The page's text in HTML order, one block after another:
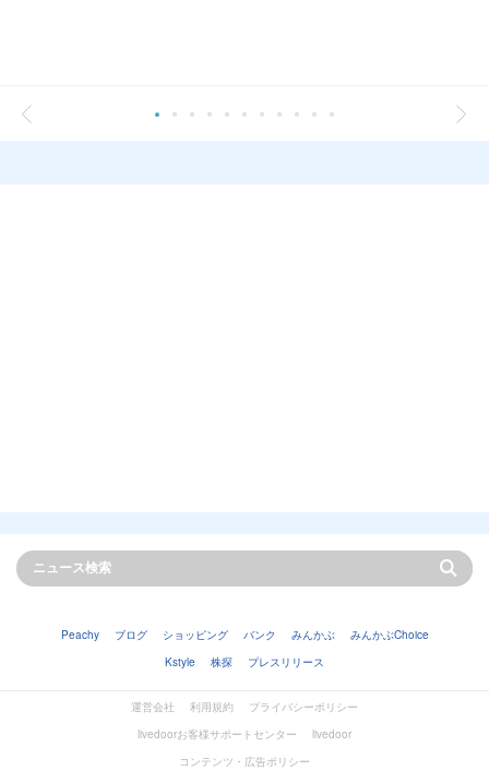
Peachy ブログ ショッピング バンク みんかぶ
みんかぶChoice
Kstyle
株探 プレスリリース
運営会社 利用規約
プライバシーポリシー
livedoorお客様サポートセンター
livedoor
コンテンツ・広告ポリシー